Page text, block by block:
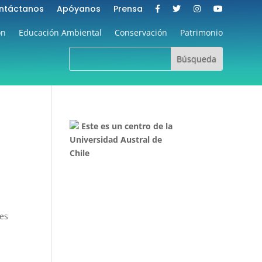
Apóyanos Prensa
Educación Ambiental Conservación Patrimonio
Este es un centro de la
Universidad Austral de
Chile